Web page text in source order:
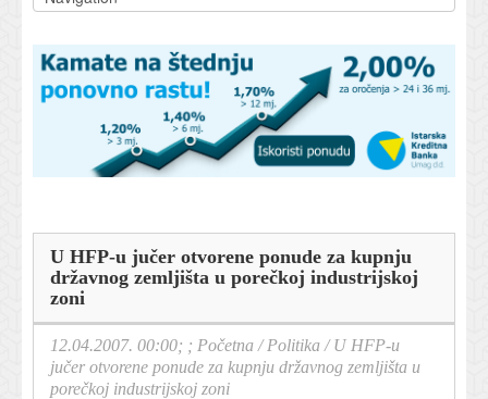
U HFP-u jučer otvorene ponude za kupnju
državnog zemljišta u porečkoj industrijskoj
zoni
12.04.2007. 00:00; ; Početna /Politika /U HFP-u
jučer otvorene ponude za kupnju državnog zemljišta u
porečkoj industrijskoj zoni